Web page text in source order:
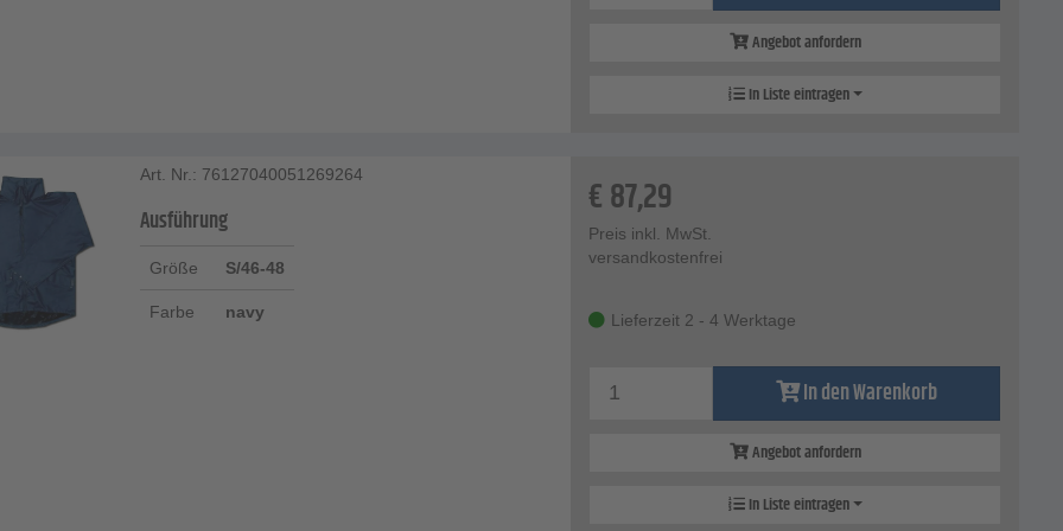
Angebot anfordern
In Liste eintragen
Art. Nr.: 76127040051269264
Ausführung
Größe S/46-48
Farbe navy
€87,29
Preis inkl. MwSt.
versandkostenfrei
Lieferzeit 2 - 4 Werktage
In den Warenkorb
Angebot anfordern
In Liste eintragen